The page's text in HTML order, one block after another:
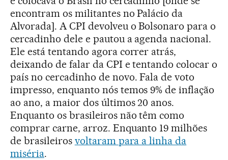
encontram os militantes no Palácio da
Alvorada]. A CPI devolveu o Bolsonaro para o
cercadinho dele e pautou a agenda nacional.
Ele está tentando agora correr atrás,
deixando de falar da CPI e tentando colocar o
país no cercadinho de novo. Fala de voto
impresso, enquanto nós temos 9% de inflação
ao ano, a maior dos últimos 20 anos.
Enquanto os brasileiros não têm como
comprar carne, arroz. Enquanto 19 milhões
de brasileiros voltaram para a linha da
miséria.